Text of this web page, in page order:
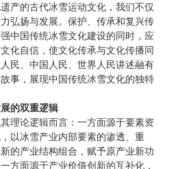
产的古代冰雪运动文化，我们不仅
弘扬与发展。保护、传承和复兴传
中国传统冰雪文化建设的同时，应
化自信，使文化传承与文化传播同
民、中国人民、世界人民讲述融有
事，展现中国传统冰雪文化的独特
的双重逻辑
理论逻辑而言：一方面源于要素资
以冰雪产业内部要素的渗透、重
的产业结构组合，赋予原产业新功
方面源于产业价值创新的互补化，